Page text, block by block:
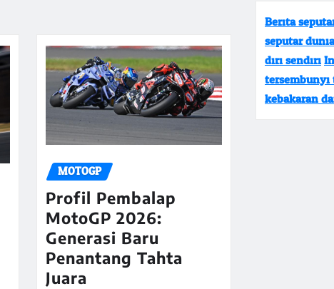
MOTOGP
Profil Pembalap
MotoGP 2026:
Generasi Baru
Penantang Tahta
Juara
Berita
seputar
diri sendiri
kebakaran